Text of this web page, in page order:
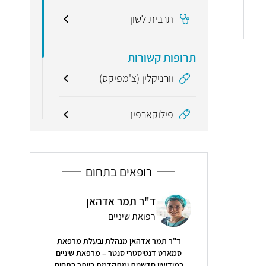
תרבית לשון
תרופות קשורות
וורניקלין (צ'מפיקס)
פילוקארפין
מונחים קשורים
לסת רופאים בתחום
סנטר – מרפאת שיניים
Touch כרמיאל
4.9